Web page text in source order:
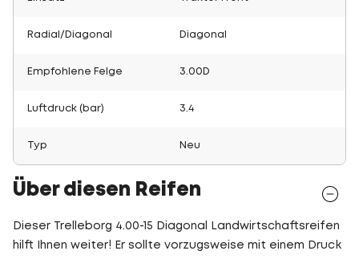
Radial/Diagonal Diagonal
Empfohlene Felge 3.00D
Luftdruck (bar) 3.4
Typ Neu
Über diesen Reifen
Dieser Trelleborg 4.00-15 Diagonal Landwirtschaftsreifen
hilft Ihnen weiter! Er sollte vorzugsweise mit einem Druck